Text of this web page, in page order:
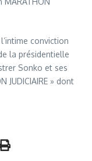
conviction
la présidentielle
Sonko et ses
JUDICIAIRE » dont